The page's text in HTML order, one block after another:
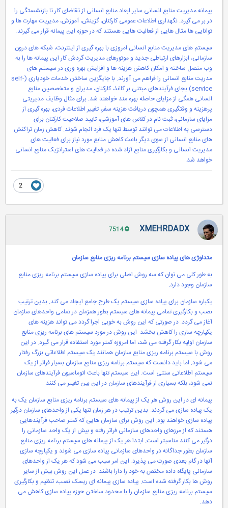
پیمانه مدیریت منابع انسانی سایر ابعاد منابع انسانی از تقاضای کار تا بازنشستگی را
در بر می گیرد. نگهداری اطلاعات عمومی کارکنان، گزینش، آموزش، مدیریت مهارت ها و
توانایی ها مثال هایی از فعالیت هایی هستند که در حوزه این پیمانه قرار می گیرند.
سیستم های مدیریت منابع انسانی امروزی با بهره گیری از اینترنت، شبکه های درون
سازمانی، ابزارهای ارتباطی جدید و موتورهای مدیریت گردش کار این پیمانه ها را به
وب متصل ساخته و امکان کاهش هزینه ها و افزایش بهره وری در سیستم های
مدریت منابع انسانی را فراهم می آورند. با جایگزین ساختن خدمات خودیاری (self-
service) بجای فرآیندهای مبتنی بر کاغذ، کارکنان، مدیران و متخصصین منابع
انسانی همگی از مزایای حاصله بهره مند خواهند شد. برای مثال وظایف مدیریتی
پرهزینه و وقتگیری همچون دریافت هزینه سفر، تغییر اطلاعات فردی، بهره گیری از
مزایای سازمانی، ثبت نام در کلاس های آموزشی، تایید صلاحیت کارکنان برای
دسترسی به اطلاعات می توانند توسط تنها یک فرد انجام شوند. کاهش زمان تراکنش
های منابع انسانی از سوی دیگر باعث کاهش منابع مورد نیاز برای فعالیت های
مدیریت انسانی و بکارگیری منابع آزاد شده در فعالیت های استراتژیک منابع انسانی
خواهد شد.
XMEHRDADX
متدلوژی های پیاده سازی سیستم برنامه ریزی منابع سازمان
به طور کلی می توان که سه روش اصلی برای پیاده سازی سیستم برنامه ریزی منابع
سازمان وجود دارد.
یکباره سازمان برای پیاده سازی سیستم یک طرح جامع ایجاد می کند. بدین ترتیب
نصب و بکارگیری تمامی پیمانه های سیستم بطور همزمان در تمامی واحدهای سازمان
آغاز می گردد. در صورتی که این روش به خوبی اجرا گردد می تواند هزینه های
یکپارچه سازی را کاهش بخشد. این روش در مورد سیستم های برنامه ریزی منابع
سازمان اولیه بکار گرفته می شد، اما امروزه کمتر مورد استفاده قرار می گیرد. در این
روش با سیستم برنامه ریزی منابع سازمان همانند یک سیستم اطلاعاتی بزرگ رفتار
می شود. اما باید دانست که سیستم برنامه ریزی منابع سازمان بسیار فراتر از یک
سیستم اطلاعاتی سنتی است. این سیستم تنها باعث اتوماسیون فرآیندهای سازمان
نمی شود، بلکه بسیاری از فرآیندهای سازمان در این بین تغییر می کنند.
پیمانه ای در این روش هر یک از پیمانه های سیستم برنامه ریزی منابع سازمان یک به
یک پیاده سازی می گردند. بدین ترتیب در هر زمان تنها یکی از واحدهای سازمان درگیر
پیاده سازی خواهند بود. این روش برای سازمان هایی که کمتر صاحب فرآیندهایی
هستند که از مرزهای واحدهای سازمانی فراتر رفته و بیش از یک واحد سازمانی را
درگیر می کنند مناسبتر است. ابتدا هر یک از پیمانه های سیستم برنامه ریزی منابع
سازمان بطور جداگانه در واحدهای سازمانی پیاده سازی می شوند و یکپارچه سازی
آنها در گام بعدی صورت می پذیرد. این امر سبب می شود که هر یک از واحدهای
سازمانی پایگاه داده مختص به خود را دارا باشند. در عمل این روش بیش از سایر
روش ها بکار گرفته شده است. پیاده سازی پیمانه ای ریسک نصب، تنظیم و بکارگیری
سیستم برنامه ریزی منابع سازمان را با محدود ساختن حوزه پیاده سازی کاهش می
دهد.